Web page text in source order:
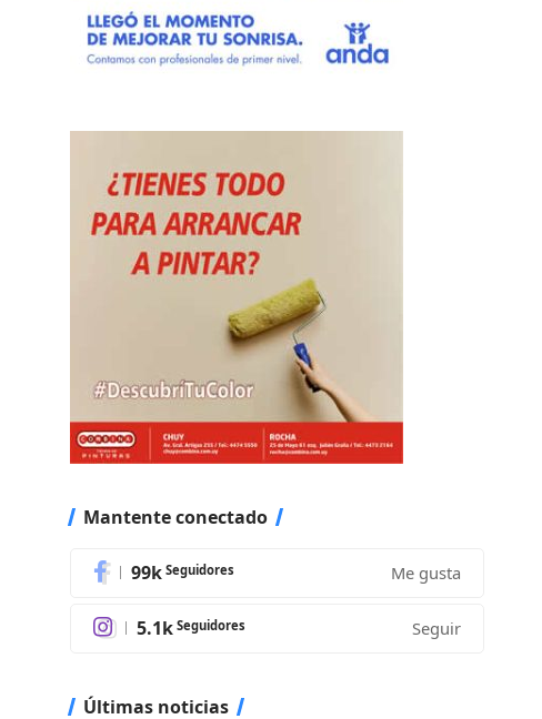
Mantente conectado
99k Seguidores Me gusta
5.1k Seguidores Seguir
Últimas noticias